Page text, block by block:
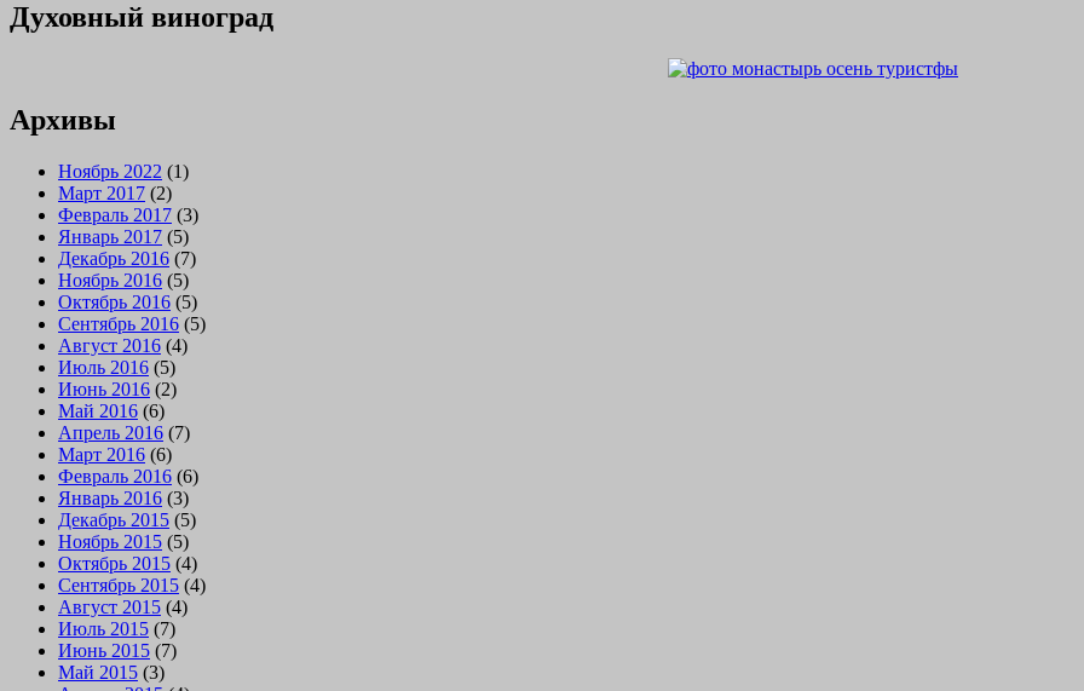
Духовный виноград
Архивы
Ноябрь 2022 (1)
Март 2017 (2)
Февраль 2017 (3)
Январь 2017 (5)
Декабрь 2016 (7)
Ноябрь 2016 (5)
Октябрь 2016 (5)
Сентябрь 2016 (5)
Август 2016 (4)
Июль 2016 (5)
Июнь 2016 (2)
Май 2016 (6)
Апрель 2016 (7)
Март 2016 (6)
Февраль 2016 (6)
Январь 2016 (3)
Декабрь 2015 (5)
Ноябрь 2015 (5)
Октябрь 2015 (4)
Сентябрь 2015 (4)
Август 2015 (4)
Июль 2015 (7)
Июнь 2015 (7)
Май 2015 (3)